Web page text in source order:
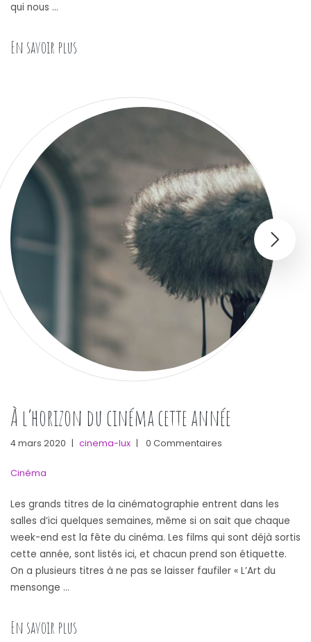
qui nous …
En savoir plus
À l’horizon du cinéma cette année
4 mars 2020 | cinema-lux | 0 Commentaires
Cinéma
Les grands titres de la cinématographie entrent dans les
salles d’ici quelques semaines, même si on sait que chaque
week-end est la fête du cinéma. Les films qui sont déjà sortis
cette année, sont listés ici, et chacun prend son étiquette.
On a plusieurs titres à ne pas se laisser faufiler « L’Art du
mensonge …
En savoir plus